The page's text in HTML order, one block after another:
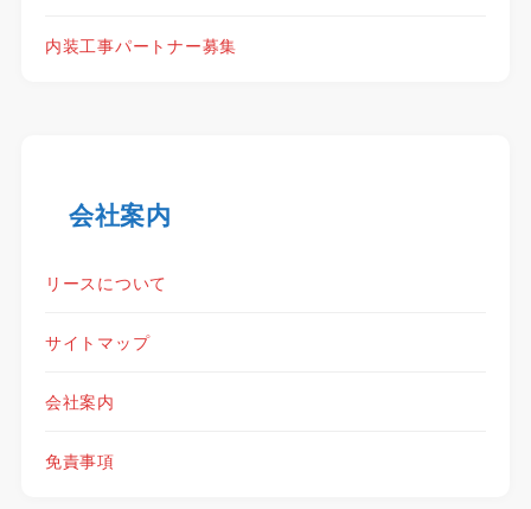
内装工事パートナー募集
会社案内
リースについて
サイトマップ
会社案内
免責事項